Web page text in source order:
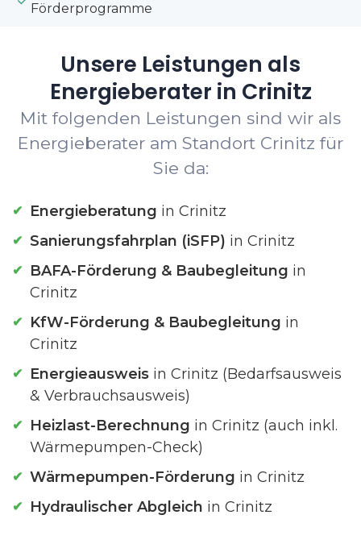
Förderprogramme
Unsere Leistungen als
Energieberater in Crinitz
Mit folgenden Leistungen sind wir als
Energieberater am Standort Crinitz für
Sie da:
Energieberatung in Crinitz
Sanierungsfahrplan (iSFP) in Crinitz
BAFA-Förderung & Baubegleitung in
Crinitz
KfW-Förderung & Baubegleitung in
Crinitz
Energieausweis in Crinitz (Bedarfsausweis
& Verbrauchsausweis)
Heizlast-Berechnung in Crinitz (auch inkl.
Wärmepumpen-Check)
Wärmepumpen-Förderung in Crinitz
Hydraulischer Abgleich in Crinitz